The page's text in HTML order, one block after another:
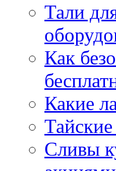
Тали
Как
Какие
Сливы